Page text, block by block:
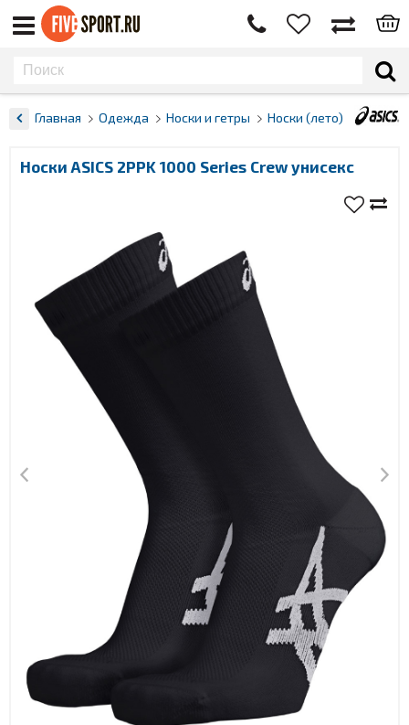
Главная Одежда Носки и гетры Носки (лето)
Носки ASICS 2PPK 1000 Series Crew унисекс